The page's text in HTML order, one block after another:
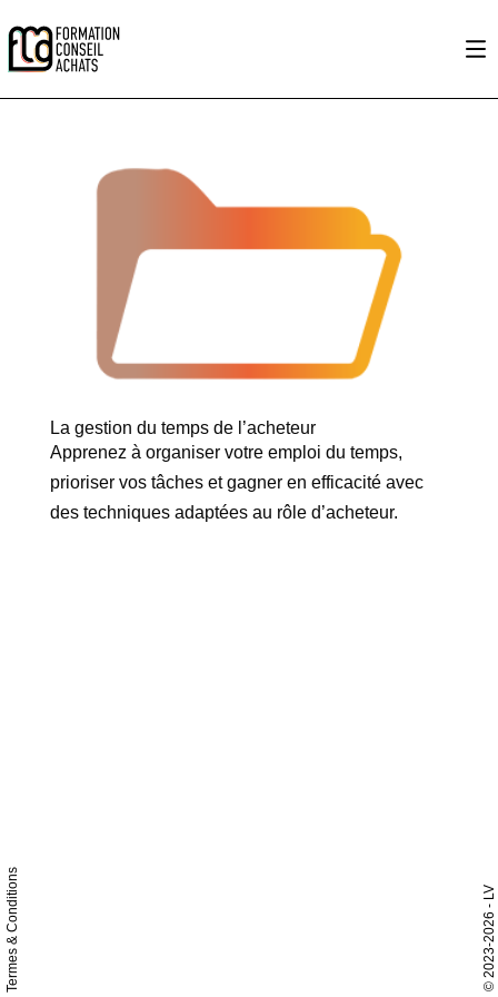
La gestion du temps de l’acheteur
Apprenez à organiser votre emploi du temps,
prioriser vos tâches et gagner en efficacité avec
des techniques adaptées au rôle d’acheteur.
Termes & Conditions ©
2023-2026
- LV